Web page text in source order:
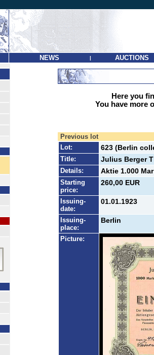
NEWS | AUCTIONS
Here you
You have more
Previous lot
Lot:
623 (Berlin
Title: Julius Berger
Details: Aktie 1.000
Starting
price:
260,00 EUR
Issuing-
date:
01.01.1923
Issuing-
place:
Berlin
Picture: